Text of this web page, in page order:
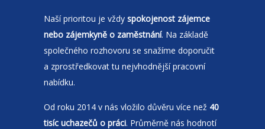
Naší prioritou je vždy spokojenost zájemce
nebo zájemkyně o zaměstnání. Na základě
společného rozhovoru se snažíme doporučit
a zprostředkovat tu nejvhodnější pracovní
nabídku.
Od roku 2014 v nás vložilo důvěru více než 40
tisíc uchazečů o práci. Průměrně nás hodnotí